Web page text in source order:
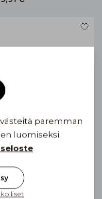
värivaihtoehtoa
99,90 €
paremman
luomiseksi.